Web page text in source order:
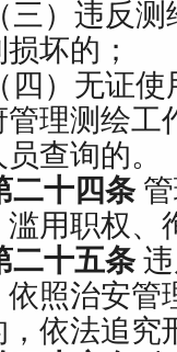
（三）违反
坏的；
（四）无证
管理测绘工
查询的。
二十四条管
滥用职权、
二十五条违
依照治安管
，依法追究